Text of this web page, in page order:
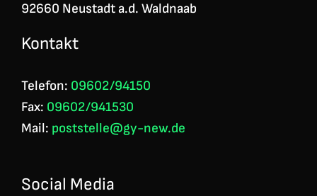
92660 Neustadt a.d. Waldnaab
Kontakt
Telefon: 09602/94150
Fax: 09602/941530
Mail: poststelle@gy-new.de
Social Media